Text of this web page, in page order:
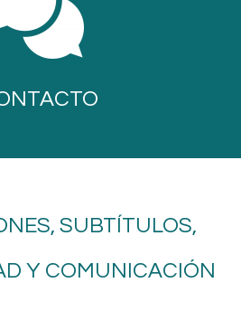
SUBTÍTULOS,
Y COMUNICACIÓN